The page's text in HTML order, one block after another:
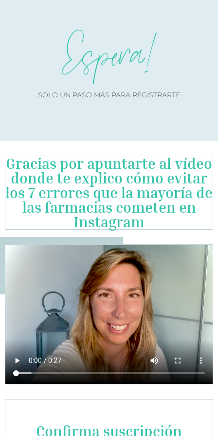
Espera!
SOLO UN PASO MÁS PARA REGISTRARTE
Gracias por apuntarte al vídeo
donde te explico cómo evitar
los 7 errores que la mayoría de
las farmacias cometen en
Instagram
Confirma suscripción